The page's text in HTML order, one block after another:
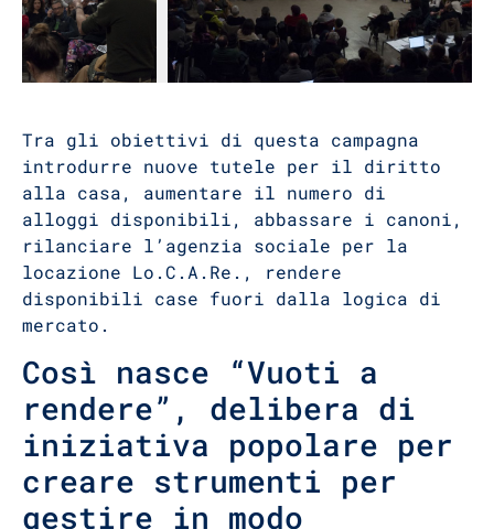
Tra gli obiettivi di questa campagna
introdurre nuove tutele per il diritto
alla casa, aumentare il numero di
alloggi disponibili, abbassare i canoni,
rilanciare l’agenzia sociale per la
locazione Lo.C.A.Re., rendere
disponibili case fuori dalla logica di
mercato.
Così nasce “Vuoti a
rendere”, delibera di
iniziativa popolare per
creare strumenti per
gestire in modo